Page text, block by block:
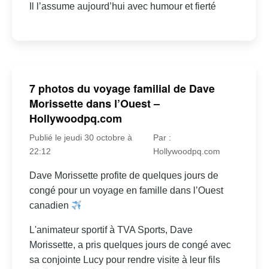
Il l’assume aujourd’hui avec humour et fierté
7 photos du voyage familial de Dave
Morissette dans l’Ouest –
Hollywoodpq.com
Publié le jeudi 30 octobre à
22:12
Par :
Hollywoodpq.com
Dave Morissette profite de quelques jours de
congé pour un voyage en famille dans l’Ouest
canadien
L'animateur sportif à TVA Sports, Dave
Morissette, a pris quelques jours de congé avec
sa conjointe Lucy pour rendre visite à leur fils